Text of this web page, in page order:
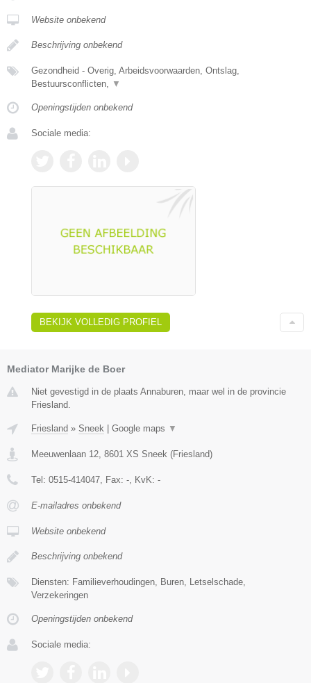
Website onbekend
Beschrijving onbekend
Gezondheid - Overig, Arbeidsvoorwaarden, Ontslag,
Bestuursconflicten,
▼
Openingstijden onbekend
Sociale media:
BEKIJK VOLLEDIG PROFIEL
Mediator Marijke de Boer
Niet gevestigd in de plaats Annaburen, maar wel in de provincie
Friesland.
Friesland » Sneek Google maps ▼
Meeuwenlaan 12, 8601 XS Sneek (Friesland)
Tel: 0515-414047, Fax: -, KvK: -
E-mailadres onbekend
Website onbekend
Beschrijving onbekend
Diensten: Familieverhoudingen, Buren, Letselschade,
Verzekeringen
Openingstijden onbekend
Sociale media: